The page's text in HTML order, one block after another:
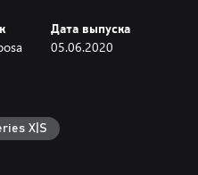
Дата выпуска
05.06.2020
X|S